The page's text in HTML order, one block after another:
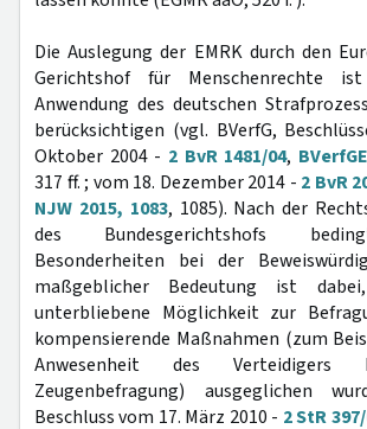
Die Auslegung der EMRK durch den
Gerichtshof für Menschenrechte
Anwendung des deutschen
berücksichtigen (vgl. BVerfG,
Oktober 2004 - 2 BvR 1481/04,
317 ff. ; vom 18. Dezember 2014 - 2 BvR
NJW 2015, 1083, 1085). Nach der
des Bundesgerichtshofs
Besonderheiten bei der
maßgeblicher Bedeutung ist
unterbliebene Möglichkeit zur
kompensierende Maßnahmen (zum
Anwesenheit des
Zeugenbefragung) ausgeglichen
Beschluss vom 17. März 2010 - 2 StR